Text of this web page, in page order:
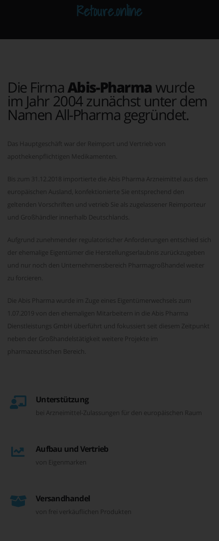
Retoure.online
Die Firma Abis-Pharma wurde
im Jahr 2004 zunächst unter dem
Namen All-Pharma gegründet.
Das Hauptgeschäft war der Reimport und Vertrieb von
apothekenpflichtigen Medikamenten.
Bis zum 31.12.2018 importierte die Abis Pharma Arzneimittel aus dem
europäischen Ausland, konfektionierte Sie entsprechend den
geltenden Vorschriften und vetrieb Sie als zugelassener Reimporteur
und Großhändler innerhalb Deutschlands.
Aufgrund zunehmender regulatorischer Anforderungen entschied sich
der ehemalige Eigentümer die Herstellungserlaubnis zurückzugeben
und nur noch den Unternehmensbereich Pharmagroßhandel weiter
zu forcieren.
Die Abis Pharma wurde im Zuge eines Eigentümerwechsels zum
1.07.2019 von den ehemaligen Mitarbeitern in die Abis Pharma
Dienstleistungs GmbH überführt und fokussiert seit diesem Zeitpunkt
neben der Großhandelstätigkeit weitere Projekte im
pharmazeutischen Bereich.
Unterstützung
bei Arzneimittel-Zulassungen für den europäischen Raum
Aufbau und Vertrieb
von Eigenmarken
Versandhandel
von frei verkäuflichen Produkten